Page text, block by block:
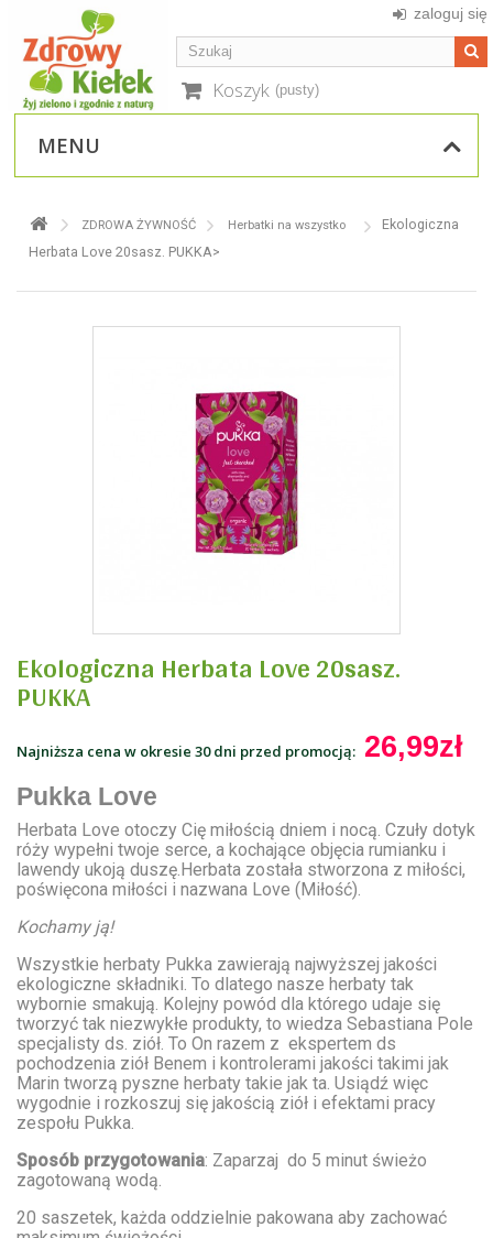
zaloguj się
Koszyk (pusty)
MENU
ZDROWA ŻYWNOŚĆ Herbatki na wszystko
Ekologiczna
Herbata Love 20sasz. PUKKA>
Ekologiczna Herbata Love 20sasz.
PUKKA
Najniższa cena w okresie 30 dni przed promocją: 26,99zł
Pukka Love
Herbata Love otoczy Cię miłością dniem i nocą. Czuły dotyk
róży wypełni twoje serce, a kochające objęcia rumianku i
lawendy ukoją duszę.Herbata została stworzona z miłości,
poświęcona miłości i nazwana Love (Miłość).
Kochamy ją!
Wszystkie herbaty Pukka zawierają najwyższej jakości
ekologiczne składniki. To dlatego nasze herbaty tak
wybornie smakują. Kolejny powód dla którego udaje się
tworzyć tak niezwykłe produkty, to wiedza Sebastiana Pole
specjalisty ds. ziół. To On razem z ekspertem ds
pochodzenia ziół Benem i kontrolerami jakości takimi jak
Marin tworzą pyszne herbaty takie jak ta. Usiądź więc
wygodnie i rozkoszuj się jakością ziół i efektami pracy
zespołu Pukka.
Sposób przygotowania: Zaparzaj do 5 minut świeżo
zagotowaną wodą.
20 saszetek, każda oddzielnie pakowana aby zachować